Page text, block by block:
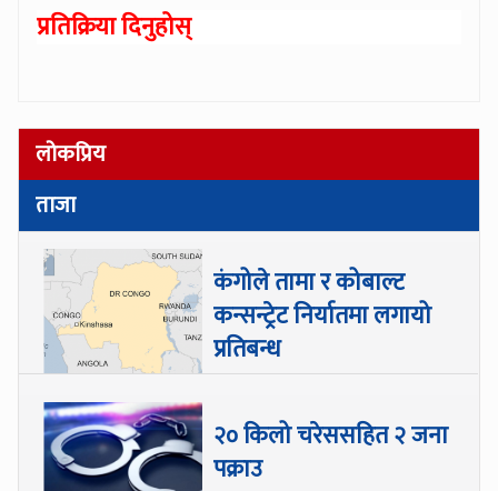
प्रतिक्रिया दिनुहोस्
लोकप्रिय
ताजा
कंगोले तामा र कोबाल्ट
कन्सन्ट्रेट निर्यातमा लगायो
प्रतिबन्ध
२० किलो चरेससहित २ जना
पक्राउ